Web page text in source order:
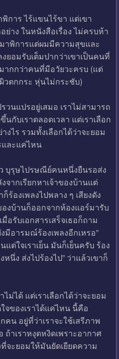
การ ไร้แขนไร้ขา แต่เขา
ย่าง ในหนังสือเรื่อง ไม่ครบห้า
าพิการแต่ผมมีความสุขและ
ยอมรับเต็มปากว่าเขาเป็นคนที่
กกว่าคนที่มีอวัยวะครบ (แต่
วตกกระ หุ่นไม่กระชับ)
นแปรอยู่เสมอ เราไม่สามารถ
นกับเราตลอดเวลา แต่เราเลือก
ไร รวมทั้งเลือกได้ว่าจะยอม
และแค่ไหน
บุรุษไปรษณีย์คนหนึ่งยืนรอส่ง
ากเรียกหาเจ้าของบ้านแต่
องเพลงไปพลาง ๆ เสียงดัง
งบ้านก็ออกจากห้องแอร์มารับ
อรับเอกสารเสร็จเธอก็ถาม
อารมณ์ร้องเพลงอีกเหรอ”
แต่ใจเราเย็น มันก็เย็นครับ ร้อง
นึ่ง ส่งไปร้องไป” ว่าแล้วเขาก็
ไม่ได้ แต่เราเลือกได้ว่าจะยอม
ของเราได้แค่ไหน นี้คือ
คน อยู่ที่ว่าเราจะใช้เสรีภาพ
าเราหงุดหงิดเพราะอากาศ
จะยอมให้มันยัดเยียดความ